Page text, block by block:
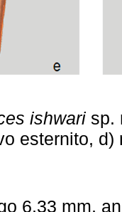
ishwari sp.
esternito,
6.33 mm,